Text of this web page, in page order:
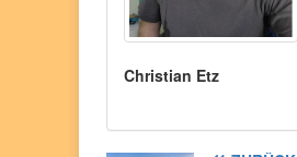
Christian Etz